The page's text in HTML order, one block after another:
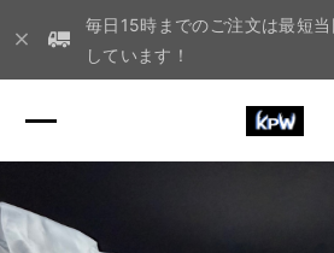
毎日15時までのご注文は最短
しています！